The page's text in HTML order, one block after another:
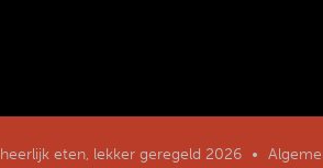
eten, lekker geregeld 2026